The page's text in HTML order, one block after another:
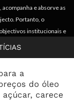
a
do óleo
carece
e absorve as
Portanto, o
institucionais e